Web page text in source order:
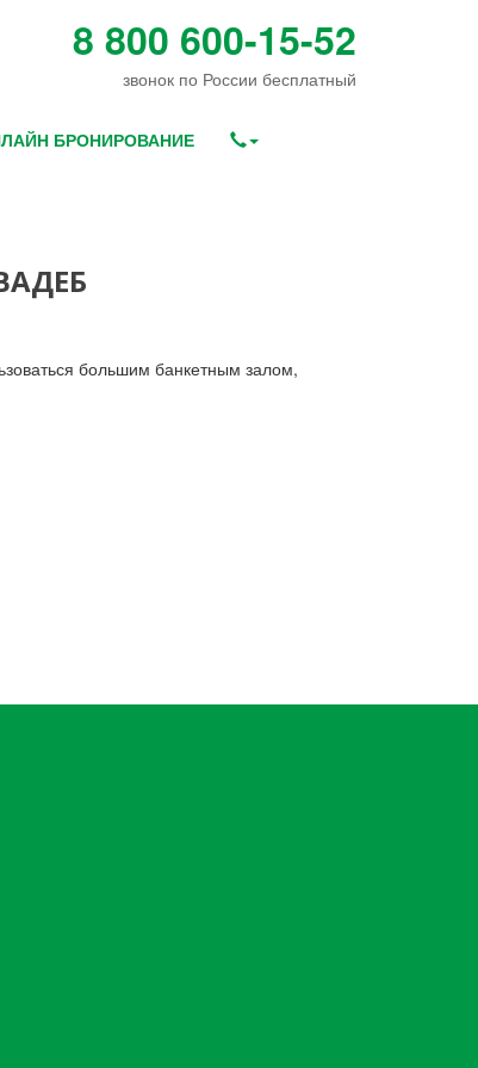
8 800 600-15-52
звонок по России бесплатный
БРОНИРОВАНИЕ
большим банкетным залом,